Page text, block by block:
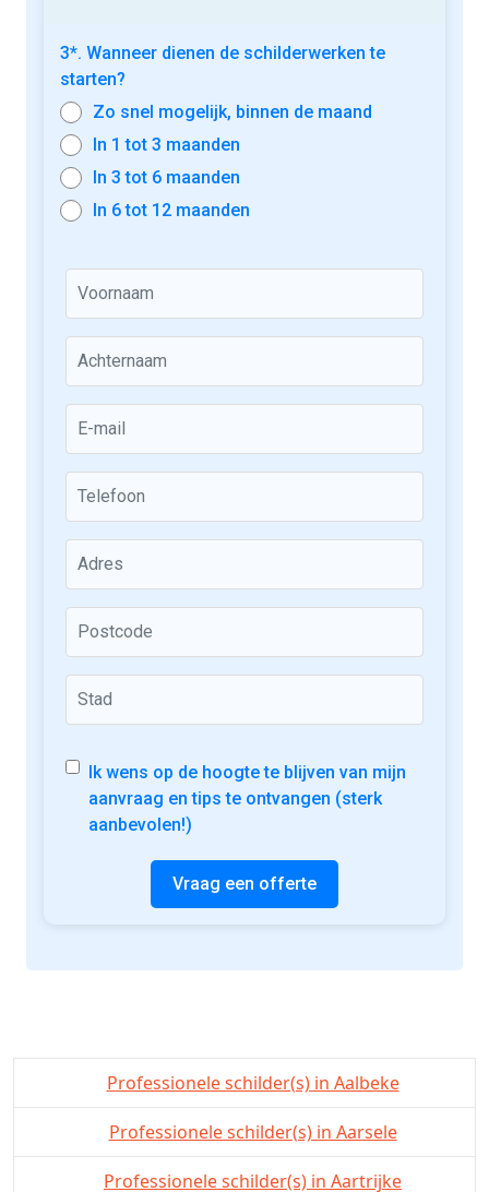
3*. Wanneer dienen de schilderwerken te
starten?
Zo snel mogelijk, binnen de maand
In 1 tot 3 maanden
In 3 tot 6 maanden
In 6 tot 12 maanden
Ik wens op de hoogte te blijven van mijn
aanvraag en tips te ontvangen (sterk
aanbevolen!)
Vraag een offerte
Professionele schilder(s) in Aalbeke
Professionele schilder(s) in Aarsele
Professionele schilder(s) in Aartrijke